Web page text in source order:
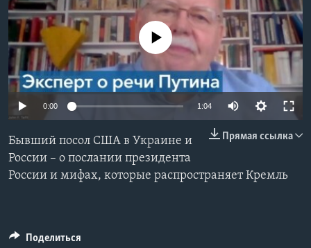
Learning English
СОЦИАЛЬНЫЕ СЕТИ
No media source currently available
0:00 1:04
Прямая ссылка
Бывший посол США в Украине и
России – о послании президента
России и мифах, которые распространяет Кремль
Поделиться